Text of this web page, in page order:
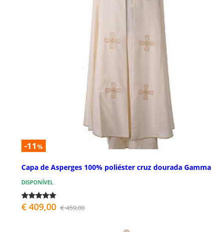
-11 %
Capa de Asperges 100% poliéster cruz dourada Gamma
DISPONÍVEL
€ 409,00 € 459,00